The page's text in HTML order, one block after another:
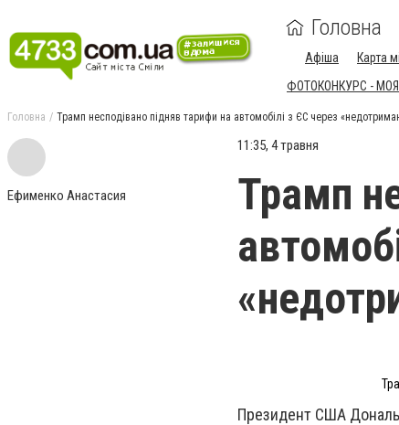
Головна
Афіша Карта
ФОТОКОНКУРС -
Головна Трамп несподівано підняв тарифи на автомобілі з ЄС через
Ефименко Анастасия
11:35, 4 травня
Трамп
Президент США